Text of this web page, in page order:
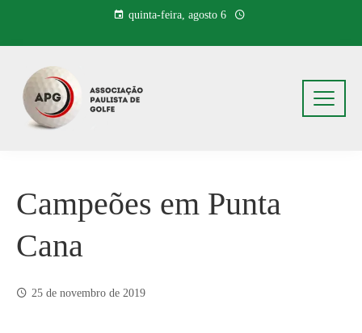
o
conteúdo
quinta-feira, agosto 6
Campeões em Punta
Cana
25 de novembro de 2019